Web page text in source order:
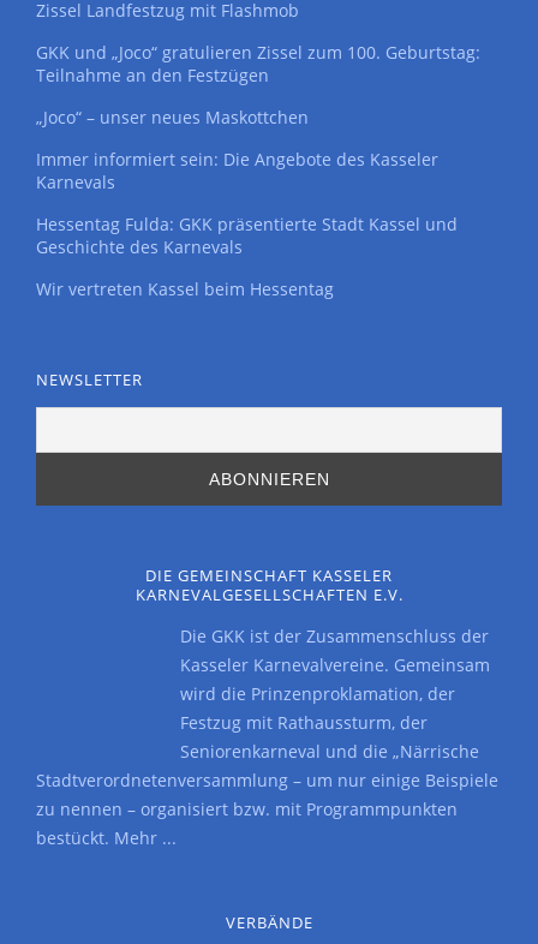
Zissel Landfestzug mit Flashmob
GKK und „Joco“ gratulieren Zissel zum 100. Geburtstag:
Teilnahme an den Festzügen
„Joco“ – unser neues Maskottchen
Immer informiert sein: Die Angebote des Kasseler
Karnevals
Hessentag Fulda: GKK präsentierte Stadt Kassel und
Geschichte des Karnevals
Wir vertreten Kassel beim Hessentag
NEWSLETTER
DIE GEMEINSCHAFT KASSELER
KARNEVALGESELLSCHAFTEN E.V.
Die GKK ist der Zusammenschluss der
Kasseler Karnevalvereine. Gemeinsam
wird die Prinzenproklamation, der
Festzug mit Rathaussturm, der
Seniorenkarneval und die „Närrische
Stadtverordnetenversammlung – um nur einige Beispiele
zu nennen – organisiert bzw. mit Programmpunkten
bestückt. Mehr ...
VERBÄNDE